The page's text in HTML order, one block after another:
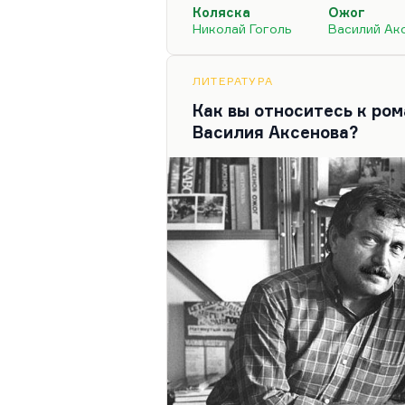
Собственно, и Гоголю
Но прежде чем писать
поместного быта, ему
вот он на…
Коляска
Николай Гоголь
Ожог
Василий
ЛИТЕРАТУРА
Как вы относитесь к
Василия Аксенова?